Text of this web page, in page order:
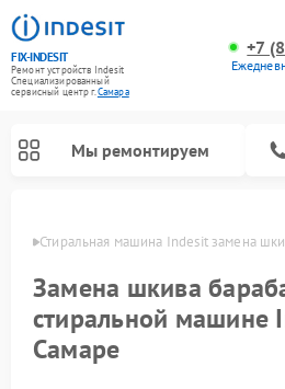
FIX-INDESIT
Ремонт устройств Indesit
Специализированный
cервисный центр г.Самара
+7
Мы ремонтируем
Стиральная машина Indesit замена
Замена шкива
стиральной машине
Самаре